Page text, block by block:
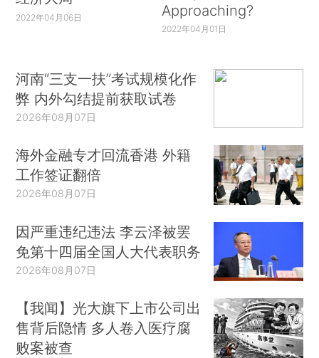
2022年04月06日
Approaching?
2022年04月01日
河南“三支一扶”考试规模化作
弊 内外勾结提前获取试卷
2026年08月07日
海外金融专才回流香港 外籍
工作签证翻倍
2026年08月07日
因严重违纪违法 李云泽被罢
免第十四届全国人大代表职务
2026年08月07日
【我闻】光大旗下上市公司出
售背后隐情 多人卷入医疗腐
败案被查